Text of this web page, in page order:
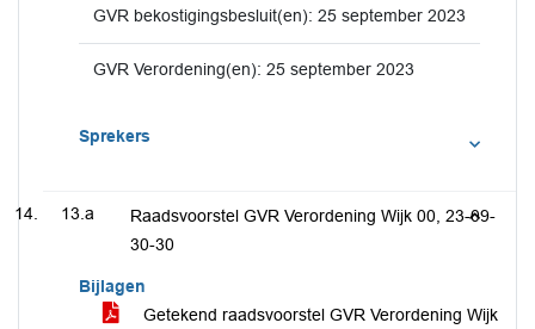
GVR bekostigingsbesluit(en): 25 september 2023
GVR Verordening(en): 25 september 2023
Sprekers
13.a
Raadsvoorstel GVR Verordening Wijk 00, 23-09-
30-30
Bijlagen
Getekend raadsvoorstel GVR Verordening Wijk